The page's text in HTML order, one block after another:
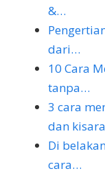
&…
dari…
10 Cara
tanpa…
3 cara
dan
Di
cara…